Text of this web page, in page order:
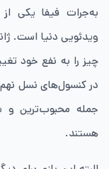
به‌جرات فیفا یکی
ویدئویی دنیا است.
در کنسول‌های نسل
جمله محبوب‌ترین و
هستند.